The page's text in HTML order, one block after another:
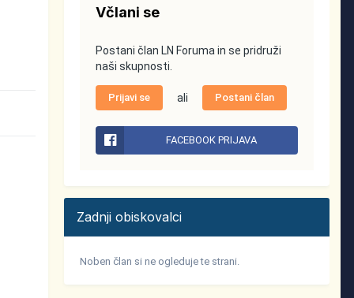
Včlani se
Postani član LN Foruma in se pridruži
naši skupnosti.
Prijavi se ali Postani član
FACEBOOK PRIJAVA
Zadnji obiskovalci
Noben član si ne ogleduje te strani.